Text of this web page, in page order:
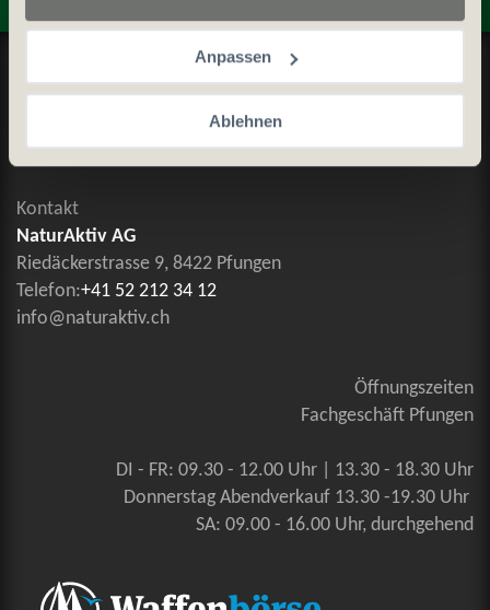
Anpassen
Ablehnen
Datenschutz und Cookie-Richtlinien
Allgemeine Geschäftsbedingungen
Kontakt
NaturAktiv AG
Riedäckerstrasse 9, 8422 Pfungen
Telefon:+41 52 212 34 12
info@naturaktiv.ch
Öffnungszeiten
Fachgeschäft Pfungen
DI - FR: 09.30 - 12.00 Uhr | 13.30 - 18.30 Uhr
Donnerstag Abendverkauf 13.30 -19.30 Uhr
SA: 09.00 - 16.00 Uhr, durchgehend